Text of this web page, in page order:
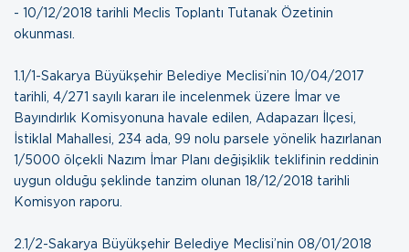
- 10/12/2018 tarihli Meclis Toplantı Tutanak Özetinin
okunması
1.1/1-Sakarya Büyükşehir Belediye Meclisi’nin 10/04/2017
tarihli, 4/271 sayılı kararı ile incelenmek üzere İmar ve
Bayındırlık Komisyonuna havale edilen, Adapazarı İlçesi,
İstiklal Mahallesi, 234 ada, 99 nolu parsele yönelik hazırlanan
1/5000 ölçekli Nazım İmar Planı değişiklik teklifinin reddinin
uygun olduğu şeklinde tanzim olunan 18/12/2018 tarihli
Komisyon raporu
2.1/2-Sakarya Büyükşehir Belediye Meclisi’nin 08/01/2018